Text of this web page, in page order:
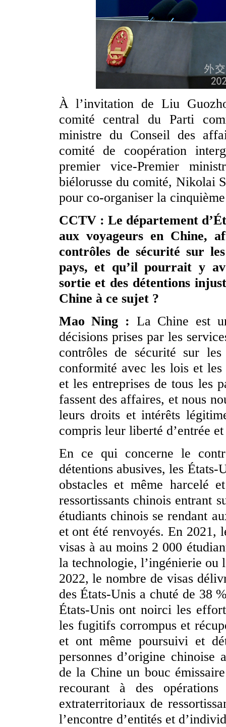
À l’invitation de Liu
comité central du Parti
ministre du Conseil des
comité de coopération
premier vice-Premier
biélorusse du comité, Nikolai
pour co-organiser la
CCTV : Le département
aux voyageurs en Chine,
contrôles de sécurité sur
pays, et qu’il pourrait y
sortie et des détentions
Chine à ce sujet ?
Mao Ning : La Chine est
décisions prises par les
contrôles de sécurité sur
conformité avec les lois et
et les entreprises de tous les
fassent des affaires, et nous
leurs droits et intérêts
compris leur liberté d’entrée
En ce qui concerne le
détentions abusives, les États-
obstacles et même harcelé
ressortissants chinois entrant
étudiants chinois se rendant
et ont été renvoyés. En 2021,
visas à au moins 2 000
la technologie, l’ingénierie ou
2022, le nombre de visas
des États-Unis a chuté de 38
États-Unis ont noirci les
les fugitifs corrompus et
et ont même poursuivi et
personnes d’origine
de la Chine un bouc
recourant à des
extraterritoriaux de
l’encontre d’entités et